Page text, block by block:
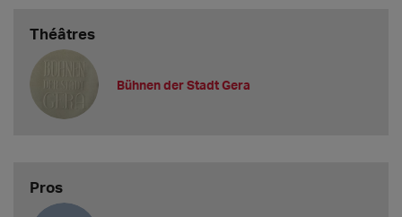
Théâtres
Bühnen der Stadt Gera
Pros